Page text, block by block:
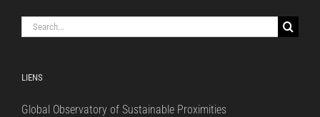
Search
for:
LIENS
Global Observatory of Sustainable Proximities